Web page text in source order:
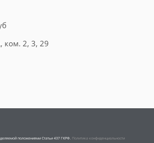
ком. 2, 3, 29
положениями Статьи 437 ГКРФ. Политика конфиденциальности